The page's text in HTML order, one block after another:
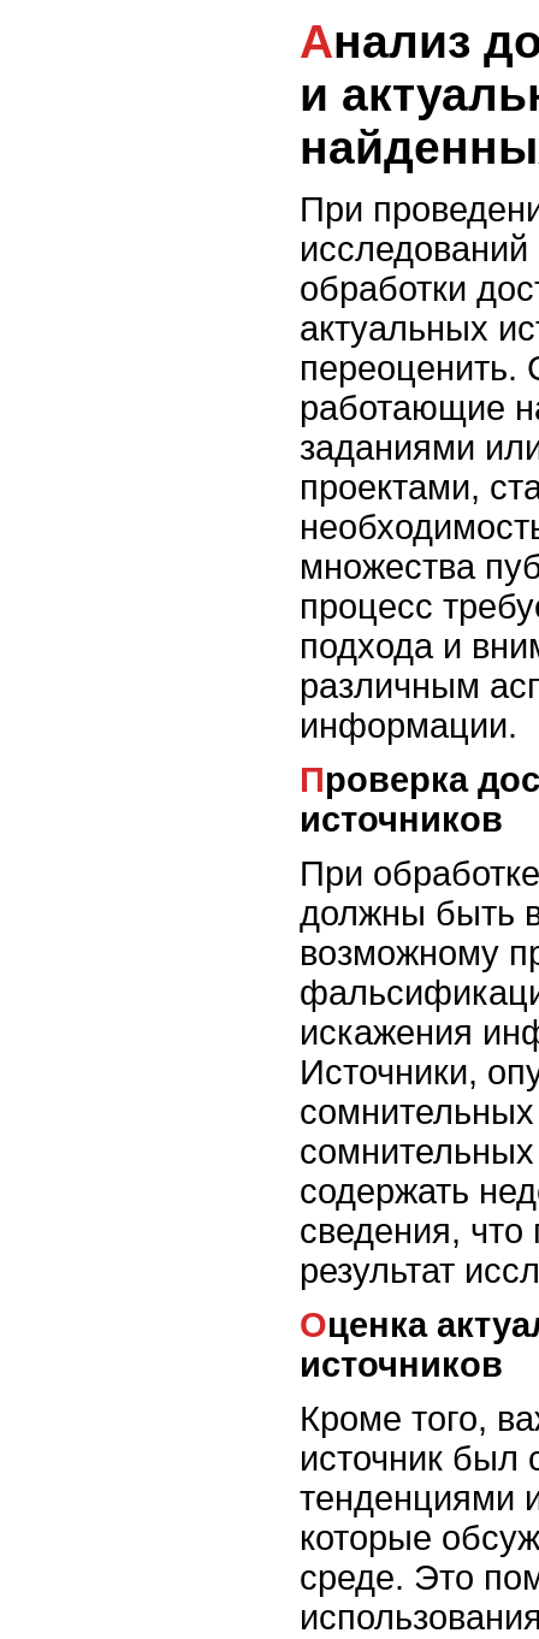
Анализ достоверности
и
При
обработки
актуальных
переоценить.
работающие
заданиями
проектами,
множества
процесс
подхода и
различным
информации.
Проверка достоверности
источников
При
должны быть
возможному
искажения
Источники,
содержать
сведения, что
результат
Оценка актуальности
источников
Кроме того,
источник был
тенденциями
которые
среде. Это